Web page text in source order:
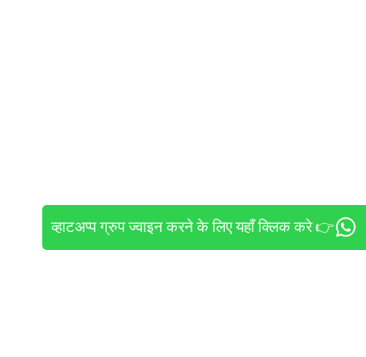
व्हाटअप्प ग्रुप ज्वाइन करने के लिए यहाँ क्लिक करे 👉